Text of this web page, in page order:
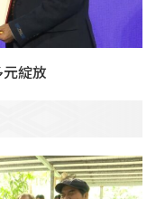
綻放